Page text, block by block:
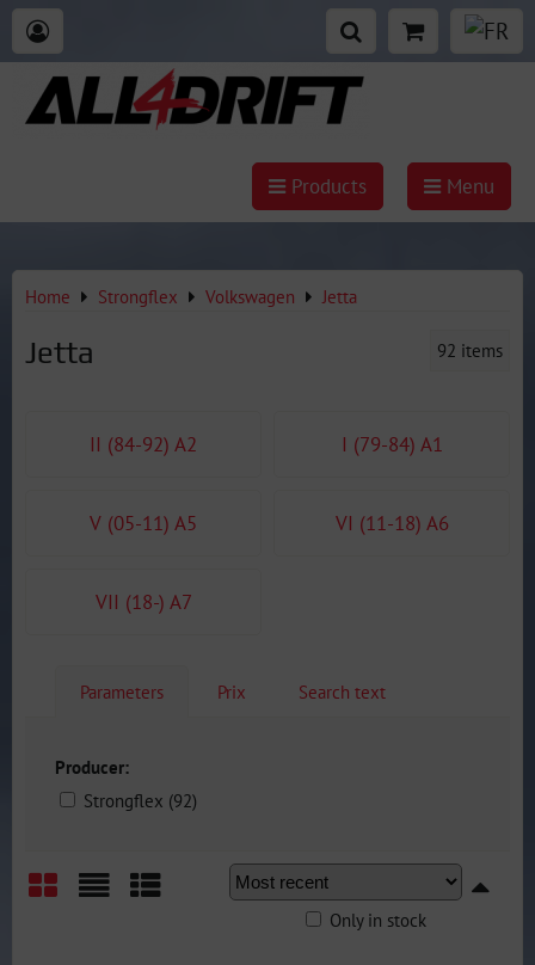
Products Menu
Home Strongflex Volkswagen Jetta
Jetta 92 items
II (84-92) A2 I (79-84) A1
V (05-11) A5 VI (11-18) A6
VII (18-) A7
Parameters Prix Search text
Producer:
Strongflex (92)
Only in stock